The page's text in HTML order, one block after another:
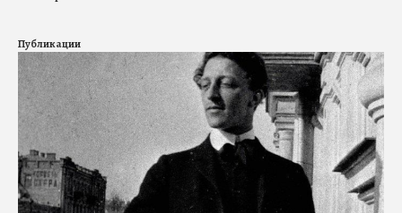
Публикации